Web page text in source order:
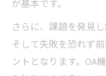
が基本です。
さらに、課題を発見
そして失敗を恐れず
ントとなります。OA